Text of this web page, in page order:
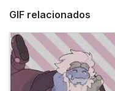
GIF relacionados